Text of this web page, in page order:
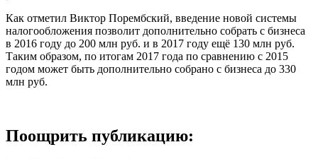
Как отметил Виктор Порембский, введение новой системы
налогообложения позволит дополнительно собрать с бизнеса
в 2016 году до 200 млн руб. и в 2017 году ещё 130 млн руб.
Таким образом, по итогам 2017 года по сравнению с 2015
годом может быть дополнительно собрано с бизнеса до 330
млн руб.
Поощрить публикацию: